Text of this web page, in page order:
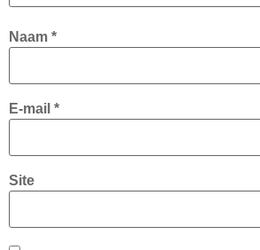
Naam *
E-mail *
Site